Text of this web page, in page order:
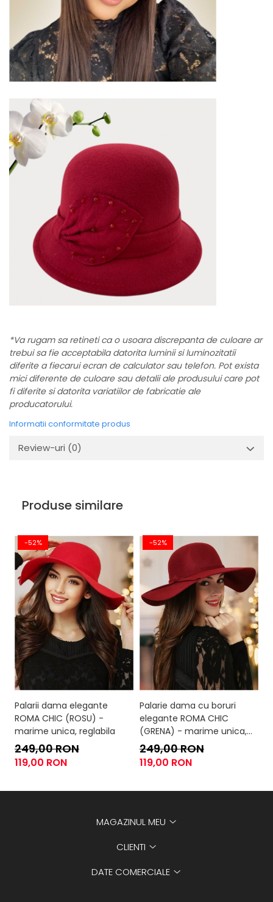
*Va rugam sa retineti ca o usoara discrepanta de culoare ar
trebui sa fie acceptabila datorita luminii si luminozitatii
diferite a fiecarui ecran de calculator sau telefon. Pot exista
mici diferente de culoare sau detalii ale produsului care pot
fi diferite si datorita variatiilor de fabricatie ale
producatorului.
Informatii conformitate produs
Review-uri (0)
Produse similare
-52%
Palarii dama elegante
ROMA CHIC (ROSU) -
marime unica, reglabila
249,00 RON
119,00 RON
-52%
Palarie dama cu boruri
elegante ROMA CHIC
(GRENA) - marime unica,
reglabila
249,00 RON
119,00 RON
MAGAZINUL MEU
CLIENTI
DATE COMERCIALE